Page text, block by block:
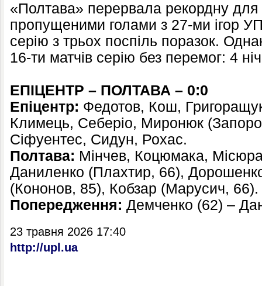
«Полтава» перервала рекордну для
пропущеними голами з 27-ми ігор
серію з трьох поспіль поразок.
16-ти матчів серію без перемог: 4
ЕПІЦЕНТР – ПОЛТАВА – 0:0
Епіцентр: Федотов, Кош,
Климець, Себеріо, Миронюк
Сіфуентес, Сидун, Рохас.
Полтава: Мінчев, Коцюмака,
Даниленко (Плахтир, 66),
(Кононов, 85), Кобзар (Марусич, 66).
Попередження: Демченко (62) –
23 травня 2026 17:40
http://upl.ua